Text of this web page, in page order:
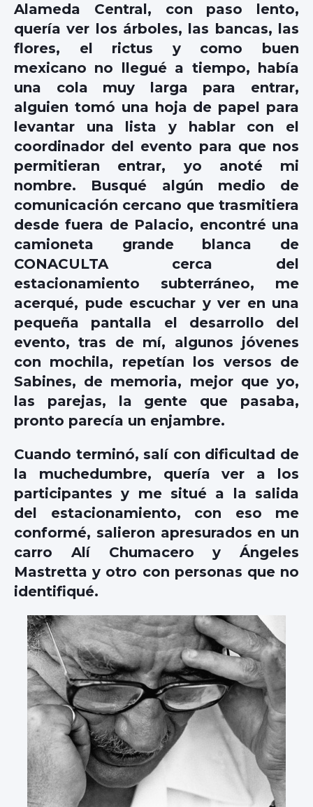
Alameda Central, con paso lento,
quería ver los árboles, las bancas, las
flores, el rictus y como buen
mexicano no llegué a tiempo, había
una cola muy larga para entrar,
alguien tomó una hoja de papel para
levantar una lista y hablar con el
coordinador del evento para que nos
permitieran entrar, yo anoté mi
nombre. Busqué algún medio de
comunicación cercano que trasmitiera
desde fuera de Palacio, encontré una
camioneta grande blanca de
CONACULTA cerca del
estacionamiento subterráneo, me
acerqué, pude escuchar y ver en una
pequeña pantalla el desarrollo del
evento, tras de mí, algunos jóvenes
con mochila, repetían los versos de
Sabines, de memoria, mejor que yo,
las parejas, la gente que pasaba,
pronto parecía un enjambre.
Cuando terminó, salí con dificultad de
la muchedumbre, quería ver a los
participantes y me situé a la salida
del estacionamiento, con eso me
conformé, salieron apresurados en un
carro Alí Chumacero y Ángeles
Mastretta y otro con personas que no
identifiqué.